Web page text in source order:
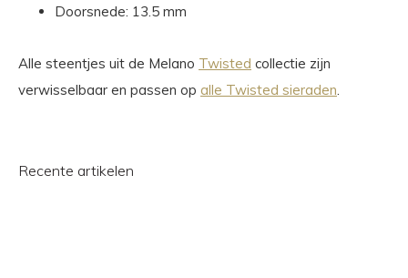
Doorsnede: 13.5 mm
Alle steentjes uit de Melano Twisted collectie zijn
verwisselbaar en passen op alle Twisted sieraden
Recente artikelen